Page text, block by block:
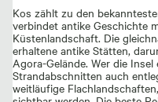
Kos zählt zu den
verbindet antike Geschichte
Küstenlandschaft. Die
erhaltene antike Stätten,
Agora-Gelände. Wer die
Strandabschnitten auch
weitläufige